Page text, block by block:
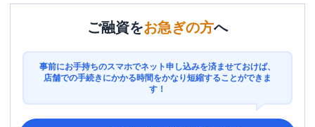
ご融資をお急ぎの方へ
事前にお手持ちのスマホでネット申し込みを済ませておけば、
店舗での手続きにかかる時間をかなり短縮することができま
す！